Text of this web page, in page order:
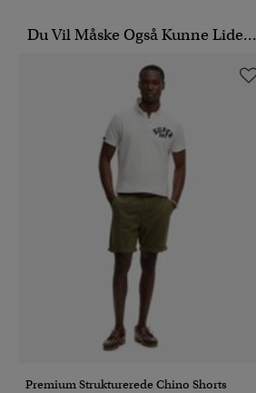
Du Vil Måske Også Kunne Lide...
Premium Strukturerede Chino Shorts